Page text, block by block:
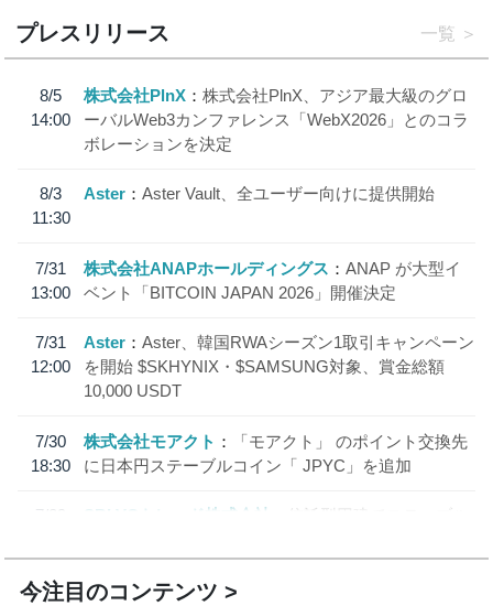
プレスリリース 一覧
8/5
14:00
株式会社PlnX
株式会社PlnX、アジア最大級のグロ
ーバルWeb3カンファレンス「WebX2026」とのコラ
ボレーションを決定
8/3
11:30
Aster Aster Vault、全ユーザー向けに提供開始
7/31
13:00
株式会社ANAPホールディングス
ANAP が大型イ
ベント「BITCOIN JAPAN 2026」開催決定
7/31
12:00
Aster
Aster、韓国RWAシーズン1取引キャンペーン
を開始 $SKHYNIX・$SAMSUNG対象、賞金総額
10,000 USDT
7/30
18:30
株式会社モアクト
「モアクト」 のポイント交換先
に日本円ステーブルコイン「 JPYC」を追加
7/29
SBI VCトレード株式会社
信託型円建てステーブル
今注目のコンテンツ